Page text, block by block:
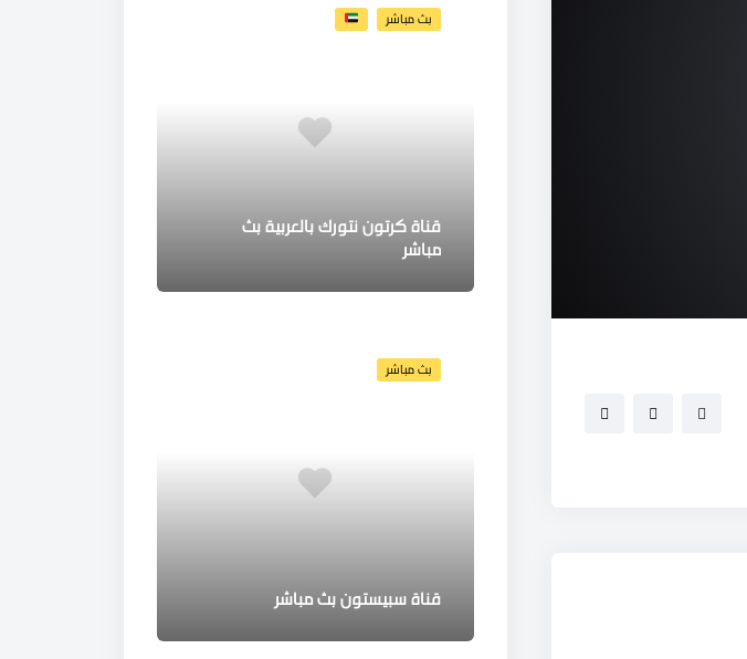
بث مباشر
قناة كرتون نتورك بالعربية بث
مباشر
بث مباشر
قناة سبيستون بث مباشر